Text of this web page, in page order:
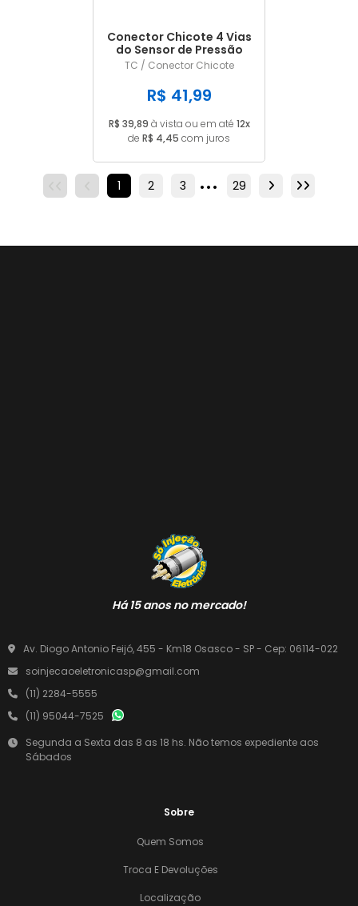
Conector Chicote 4 Vias
do Sensor de Pressão
Sensor de Temp.
Pressão Map Volvo
Agrale Iveco Fiat
0281002437
TC / Conector Chicote
R$ 41,99
R$ 39,89 à vista ou em até 12x
de R$ 4,45 com juros
1 2 3 4 5 7
... 29
Há 15 anos no mercado!
Av. Diogo Antonio Feijó, 455 - Km18 Osasco - SP - Cep: 06114-022
soinjecaoeletronicasp@gmail.com
(11) 2284-5555
(11) 95044-7525
Segunda a Sexta das 8 as 18 hs. Não temos expediente aos
Sábados
Sobre
Quem Somos
Troca E Devoluções
Localização